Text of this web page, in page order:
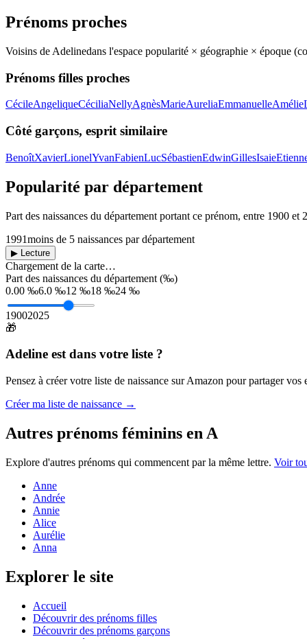
Prénoms proches
Voisins de Adelinedans l'espace popularité × géographie × époque
Prénoms filles proches
CécileAngeliqueCéciliaNellyAgnèsMarieAureliaEmmanuelleAmélie
Côté garçons, esprit similaire
BenoîtXavierLionelYvanFabienLucSébastienEdwinGillesIsaie
Popularité par département
Part des naissances du département portant ce prénom, entre 1900 et
1991moins de 5 naissances par département
▶ Lecture
Chargement de la carte…
Part des naissances du département (‰)
0.00 ‰6.0 ‰12 ‰18 ‰24 ‰
19002025
🎁
Adeline est dans votre liste ?
Pensez à créer votre liste de naissance sur Amazon pour partager
Créer ma liste de naissance →
Autres prénoms féminins en A
Explore d'autres prénoms qui commencent par la même lettre. Voir
Anne
Andrée
Annie
Alice
Aurélie
Anna
Explorer le site
Accueil
Découvrir des prénoms filles
Découvrir des prénoms garçons